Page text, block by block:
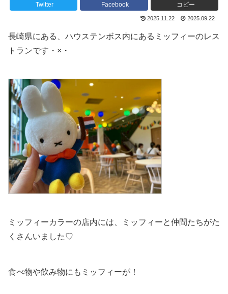
Twitter Facebook コピー
2025.11.22 2025.09.22
長崎県にある、ハウステンボス内にあるミッフィーのレス
トランです・×・
ミッフィーカラーの店内には、ミッフィーと仲間たちがた
くさんいました♡
食べ物や飲み物にもミッフィーが！